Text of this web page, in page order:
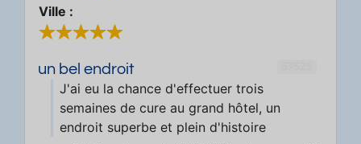
Ville :
un bel endroit
J'ai eu la chance d'effectuer trois
semaines de cure au grand hôtel, un
endroit superbe et plein d'histoire